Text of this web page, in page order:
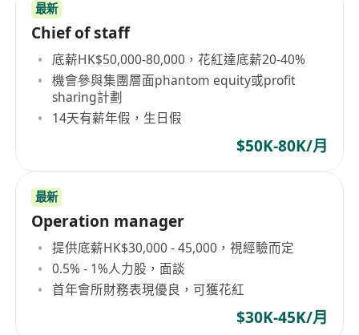
最新
Chief of staff
底薪HK$50,000-80,000，花紅達底薪20-40%
機會參與集團層面phantom equity或profit
sharing計劃
14天有薪年假，生日假
$50K-80K/月
最新
Operation manager
提供底薪HK$30,000 - 45,000，視經驗而定
0.5% - 1%人力股，面談
首年會所財務表現優良，可獲花紅
$30K-45K/月